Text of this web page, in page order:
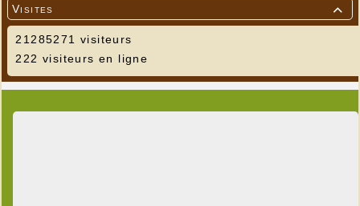

Visites
21285271 visiteurs
222 visiteurs en ligne